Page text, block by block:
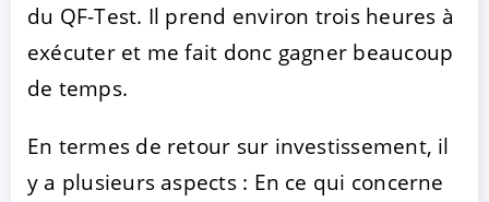
du QF-Test. Il prend environ trois heures à
exécuter et me fait donc gagner beaucoup
de temps.
En termes de retour sur investissement, il
y a plusieurs aspects : En ce qui concerne